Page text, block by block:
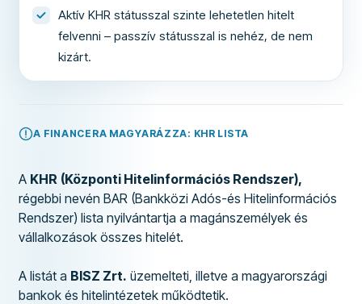
Aktív KHR státusszal szinte lehetetlen hitelt
felvenni – passzív státusszal is nehéz, de nem
kizárt.
A FINANCERA MAGYARÁZZA: KHR LISTA
A KHR (Központi Hitelinformációs Rendszer),
régebbi nevén BAR (Bankközi Adós-és Hitelinformációs
Rendszer) lista nyilvántartja a magánszemélyek és
vállalkozások összes hitelét.
A listát a BISZ Zrt. üzemelteti, illetve a magyarországi
bankok és hitelintézetek működtetik.